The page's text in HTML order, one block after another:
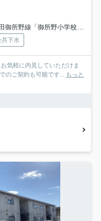
「御所野小学校入口」 停歩7分
共下水
気軽に内見していただけま
のご契約も可能です... もっと